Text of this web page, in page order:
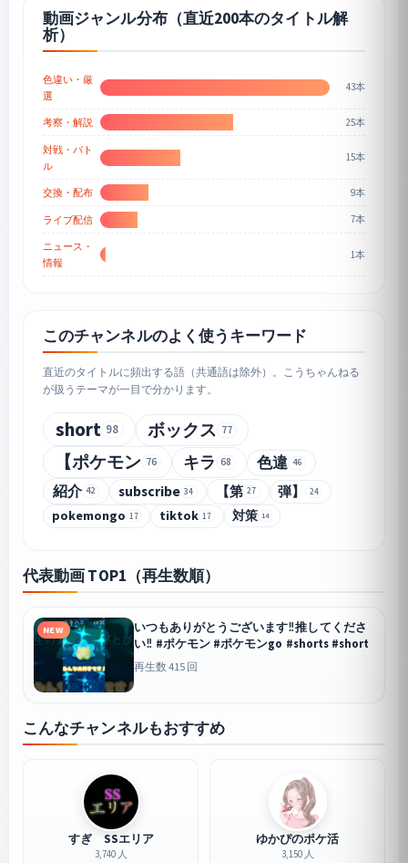
動画ジャンル分布（直近200本のタイトル解
析）
色違い・厳
選
43本
考察・解説 25本
対戦・バト
ル
15本
交換・配布 9本
ライブ配信 7本
ニュース・
情報
1本
このチャンネルのよく使うキーワード
直近のタイトルに頻出する語（共通語は除外）。こうちゃんねる
が扱うテーマが一目で分かります。
short 98 ボックス 77
【ポケモン 76 キラ 68 色違 46
紹介 42 subscribe 34 【第 27 弾】 24
pokemongo 17 tiktok 17 対策 14
代表動画 TOP1（再生数順）
NEW
いつもありがとうございます‼︎推してくださ
い‼︎ #ポケモン #ポケモンgo #shorts #short
再生数 415 回
こんなチャンネルもおすすめ
すぎ SSエリア
3,740 人
ゆかぴのポケ活
3,150 人